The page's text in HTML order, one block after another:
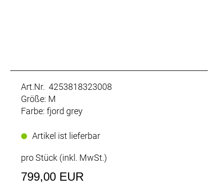
Art.Nr. 4253818323008
Größe: M
Farbe: fjord grey
Artikel ist lieferbar
pro Stück (inkl. MwSt.)
799,00 EUR